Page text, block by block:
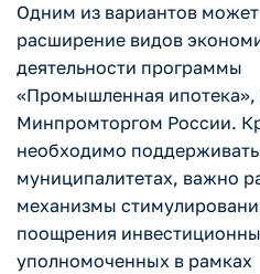
Одним из вариантов
расширение видов
деятельности программы
«Промышленная ипотека»,
Минпромторгом России.
необходимо
муниципалитетах, важно
механизмы
поощрения
уполномоченных в рамках